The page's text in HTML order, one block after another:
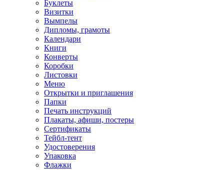
Буклеты
Визитки
Вымпелы
Дипломы, грамоты
Календари
Книги
Конверты
Коробки
Листовки
Меню
Открытки и приглашения
Папки
Печать инструкций
Плакаты, афиши, постеры
Сертификаты
Тейбл-тент
Удостоверения
Упаковка
Флажки